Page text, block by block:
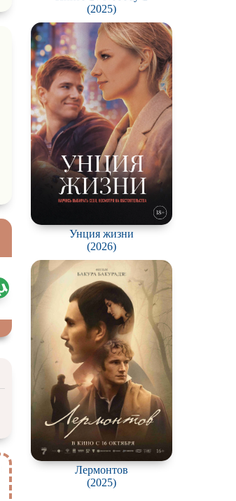
(2025)
Унция жизни
(2026)
Лермонтов
(2025)